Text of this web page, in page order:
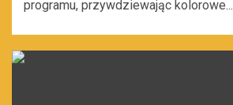
programu, przywdziewając kolorowe...